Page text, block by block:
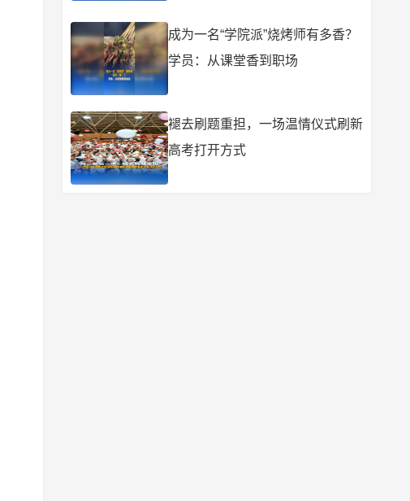
成为一名“学院派”烧烤师有多香？
学员：从课堂香到职场
褪去刷题重担，一场温情仪式刷新
高考打开方式